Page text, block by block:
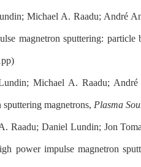
Michael A. Raadu; André
magnetron sputtering: particle
Michael A. Raadu;
magnetrons, Plasma
Raadu; Daniel Lundin; Jon
power impulse magnetron